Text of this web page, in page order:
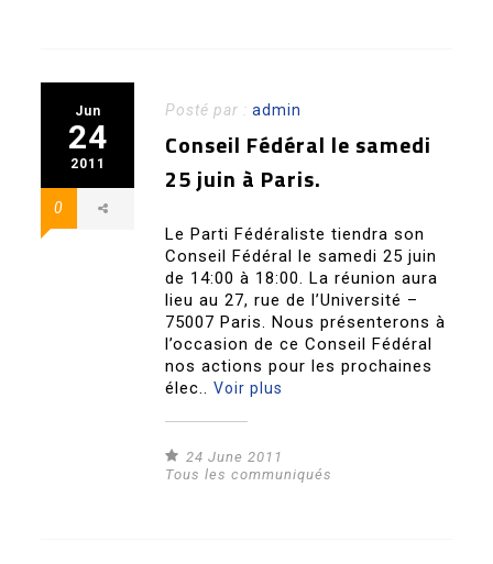
Jun
24
2011
0
Posté par :admin
Conseil Fédéral le samedi
25 juin à Paris.
Le Parti Fédéraliste tiendra son
Conseil Fédéral le samedi 25 juin
de 14:00 à 18:00. La réunion aura
lieu au 27, rue de l’Université –
75007 Paris. Nous présenterons à
l’occasion de ce Conseil Fédéral
nos actions pour les prochaines
élec..Voir plus
24 June 2011
Tous les communiqués